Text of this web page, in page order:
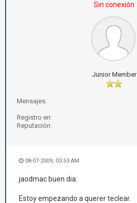
Sin conexión
Junior Member
Mensajes:
Registro en:
Reputación:
08-07-2009, 03:53 AM
jaodmac buen dia:
Estoy empezando a querer teclear.